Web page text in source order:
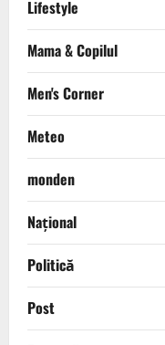
Lifestyle
Mama & Copilul
Men's Corner
Meteo
monden
Național
Politică
Post